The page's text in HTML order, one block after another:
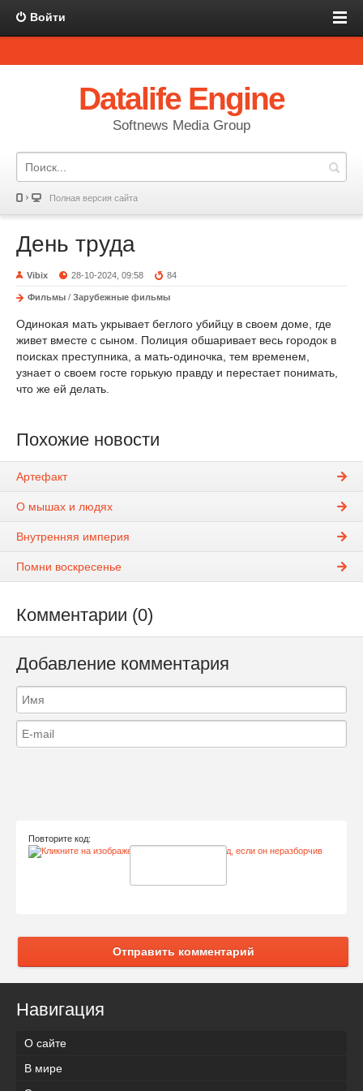
Войти
Datalife Engine
Softnews Media Group
Полная версия сайта
День труда
Vibix 28-10-2024, 09:58 84
Фильмы / Зарубежные фильмы
Одинокая мать укрывает беглого убийцу в своем доме, где
живет вместе с сыном. Полиция обшаривает весь городок в
поисках преступника, а мать-одиночка, тем временем,
узнает о своем госте горькую правду и перестает понимать,
что же ей делать.
Похожие новости
Артефакт
О мышах и людях
Внутренняя империя
Помни воскресенье
Комментарии (0)
Добавление комментария
Повторите код:
Отправить комментарий
Навигация
О сайте
В мире